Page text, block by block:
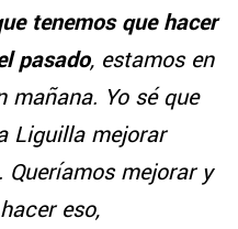
tenemos que hacer
pasado, estamos en
mañana. Yo sé que
Liguilla mejorar
mejorar y
eso,